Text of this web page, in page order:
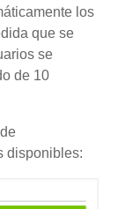
los
que se
se
de 10
disponibles: